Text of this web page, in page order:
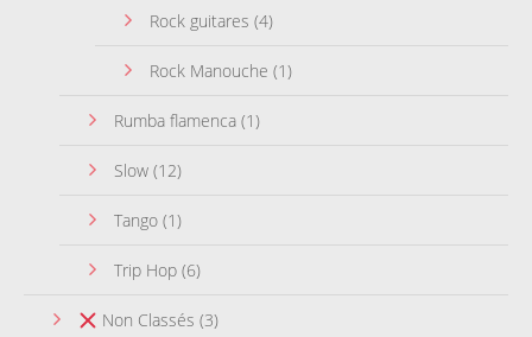
Rock guitares (4)
Rock Manouche (1)
Rumba flamenca (1)
Slow (12)
Tango (1)
Trip Hop (6)
Non Classés (3)